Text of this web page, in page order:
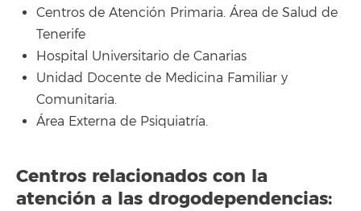
Centros de Atención Primaria. Área de Salud de
Tenerife
Hospital Universitario de Canarias
Unidad Docente de Medicina Familiar y
Comunitaria.
Área Externa de Psiquiatría.
Centros relacionados con la
atención a las drogodependencias: